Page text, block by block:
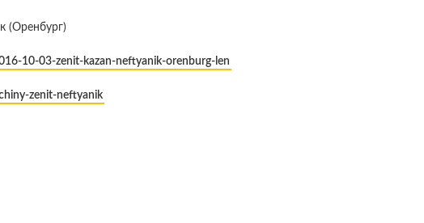
(Оренбург)
10-03-zenit-kazan-neftyanik-orenburg-len
zenit-neftyanik